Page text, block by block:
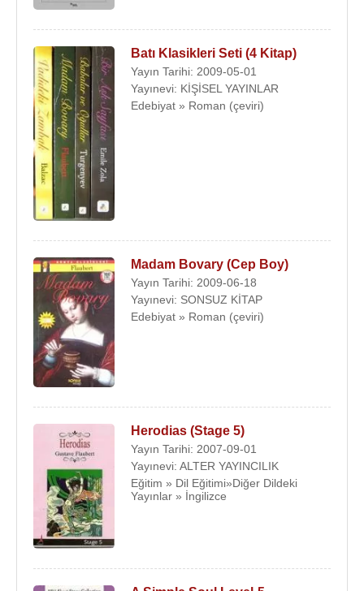
Batı Klasikleri Seti (4 Kitap)
Yayın Tarihi: 2009-05-01
Yayınevi: KİŞİSEL YAYINLAR
Edebiyat » Roman (çeviri)
Madam Bovary (Cep Boy)
Yayın Tarihi: 2009-06-18
Yayınevi: SONSUZ KİTAP
Edebiyat » Roman (çeviri)
Herodias (Stage 5)
Yayın Tarihi: 2007-09-01
Yayınevi: ALTER YAYINCILIK
Eğitim » Dil Eğitimi»Diğer Dildeki
Yayınlar » İngilizce